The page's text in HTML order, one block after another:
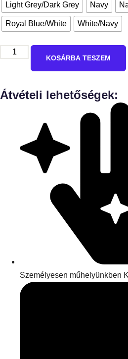
Light Grey/Dark Grey Navy
Royal Blue/White White/Navy
KOSÁRBA TESZEM
Átvételi lehetőségek:
Személyesen műhelyünkben